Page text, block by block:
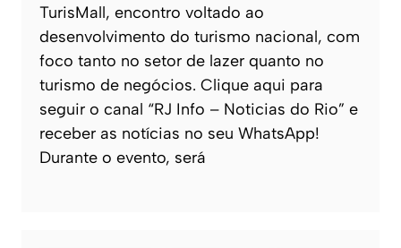
TurisMall, encontro voltado ao
desenvolvimento do turismo nacional, com
foco tanto no setor de lazer quanto no
turismo de negócios. Clique aqui para
seguir o canal “RJ Info – Noticias do Rio” e
receber as notícias no seu WhatsApp!
Durante o evento, será